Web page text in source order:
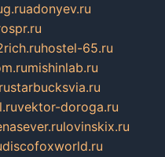
adonyev.ru
hostel-65.ru
mishinlab.ru
starbucksvia.ru
vektor-doroga.ru
lovinskix.ru
discofoxworld.ru